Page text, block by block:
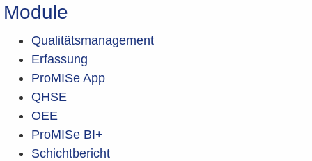
Module
Qualitätsmanagement
Erfassung
ProMISe App
QHSE
OEE
ProMISe BI+
Schichtbericht